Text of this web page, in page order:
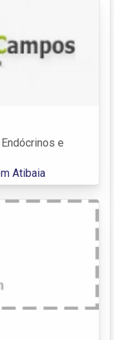
e
Atibaia